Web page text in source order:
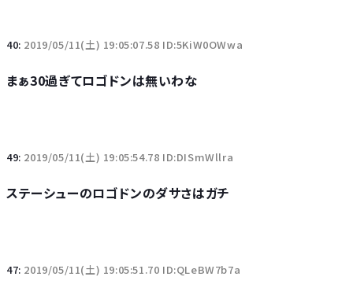
40: 2019/05/11(土) 19:05:07.58 ID:5KiW0OWwa
まぁ30過ぎてロゴドンは無いわな
49: 2019/05/11(土) 19:05:54.78 ID:DISmWllra
ステーシューのロゴドンのダサさはガチ
47: 2019/05/11(土) 19:05:51.70 ID:QLeBW7b7a